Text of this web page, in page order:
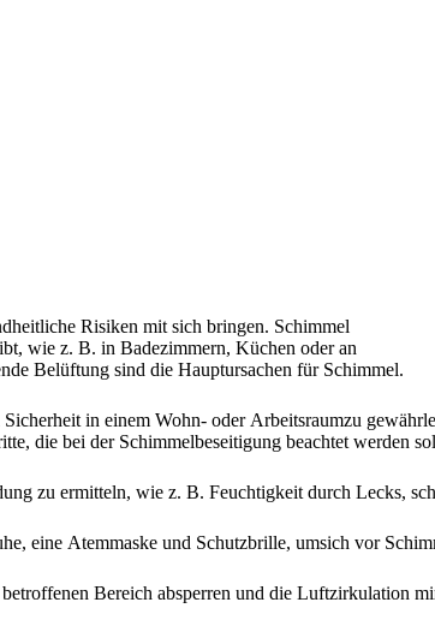
Risiken mit sich bringen. Schimmel
wie z. B. in Badezimmern, Küchen oder an
Belüftung sind die Hauptursachen für Schimmel.
in einem Wohn- oder Arbeitsraumzu
die bei der Schimmelbeseitigung beachtet werden
zu ermitteln, wie z. B. Feuchtigkeit durch Lecks,
eine Atemmaske und Schutzbrille, umsich vor
Bereich absperren und die Luftzirkulation